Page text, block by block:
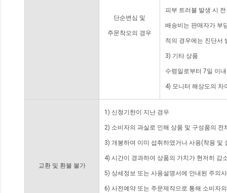
단순변심 및
주문착오의 경우
피부 트러블 발생 시
배송비는 판매자가 부
적의 경우에는 진단서
3) 기타 상품
수령일로부터 7일 이
4) 모니터 해상도의 차
교환 및 환불 불가
1) 신청기한이 지난 경우
2) 소비자의 과실로 인해 상품 및 구성품의
3) 개봉하여 이미 섭취하였거나 사용(착용 및
4) 시간이 경과하여 상품의 가치가 현저히 감
5) 상세정보 또는 사용설명서에 안내된 주의
6) 사전예약 또는 주문제작으로 통해 소비자